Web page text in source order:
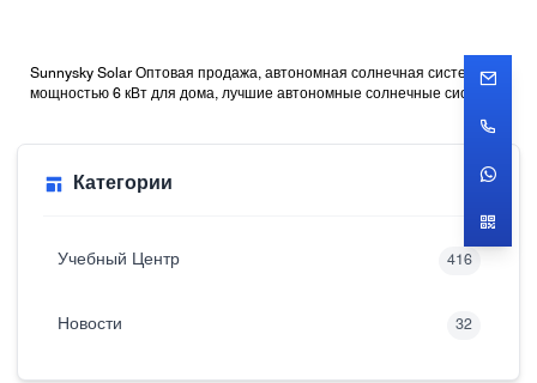
Sunnysky Solar Оптовая продажа, автономная солнечная система
мощностью 6 кВт для дома, лучшие автономные солнечные системы
Категории
Учебный Центр 416
Новости 32